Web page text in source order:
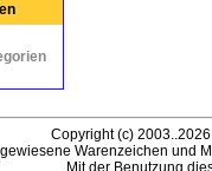
Copyright (c)
Warenzeichen und
Mit der Benutzung